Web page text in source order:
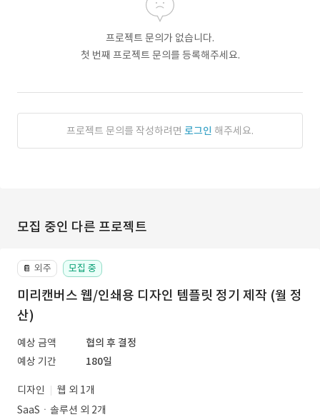
프로젝트 문의가 없습니다.
첫 번째 프로젝트 문의를 등록해주세요.
프로젝트 문의를 작성하려면 로그인 해주세요.
모집 중인 다른 프로젝트
📔 외주 모집 중
미리캔버스 웹/인쇄용 디자인 템플릿 정기 제작 (월 정
산)
예상 금액
협의 후 결정
예상 기간
180일
디자인
웹 외 1개
SaaSㆍ솔루션 외 2개